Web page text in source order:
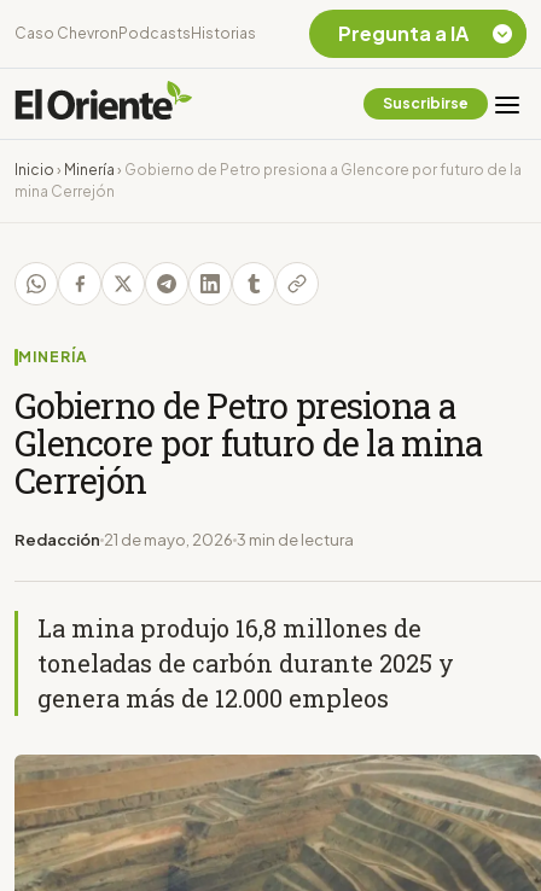
Caso Chevron Podcasts Historias
Suscribirse
Inicio › Minería › Gobierno de Petro presiona a Glencore por futuro de la
mina Cerrejón
MINERÍA
Gobierno de Petro presiona a
Glencore por futuro de la mina
Cerrejón
Redacción 21 de mayo, 2026 3 min de lectura
La mina produjo 16,8 millones de
toneladas de carbón durante 2025 y
genera más de 12.000 empleos
Pregunta a IA
Chevron Ecuador